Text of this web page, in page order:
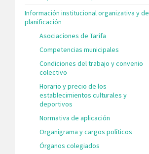
Información institucional organizativa y de
planificación
Asociaciones de Tarifa
Competencias municipales
Condiciones del trabajo y convenio
colectivo
Horario y precio de los
establecimientos culturales y
deportivos
Normativa de aplicación
Organigrama y cargos políticos
Órganos colegiados